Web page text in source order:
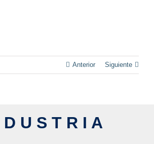
Anterior Siguiente
D U S T R I A